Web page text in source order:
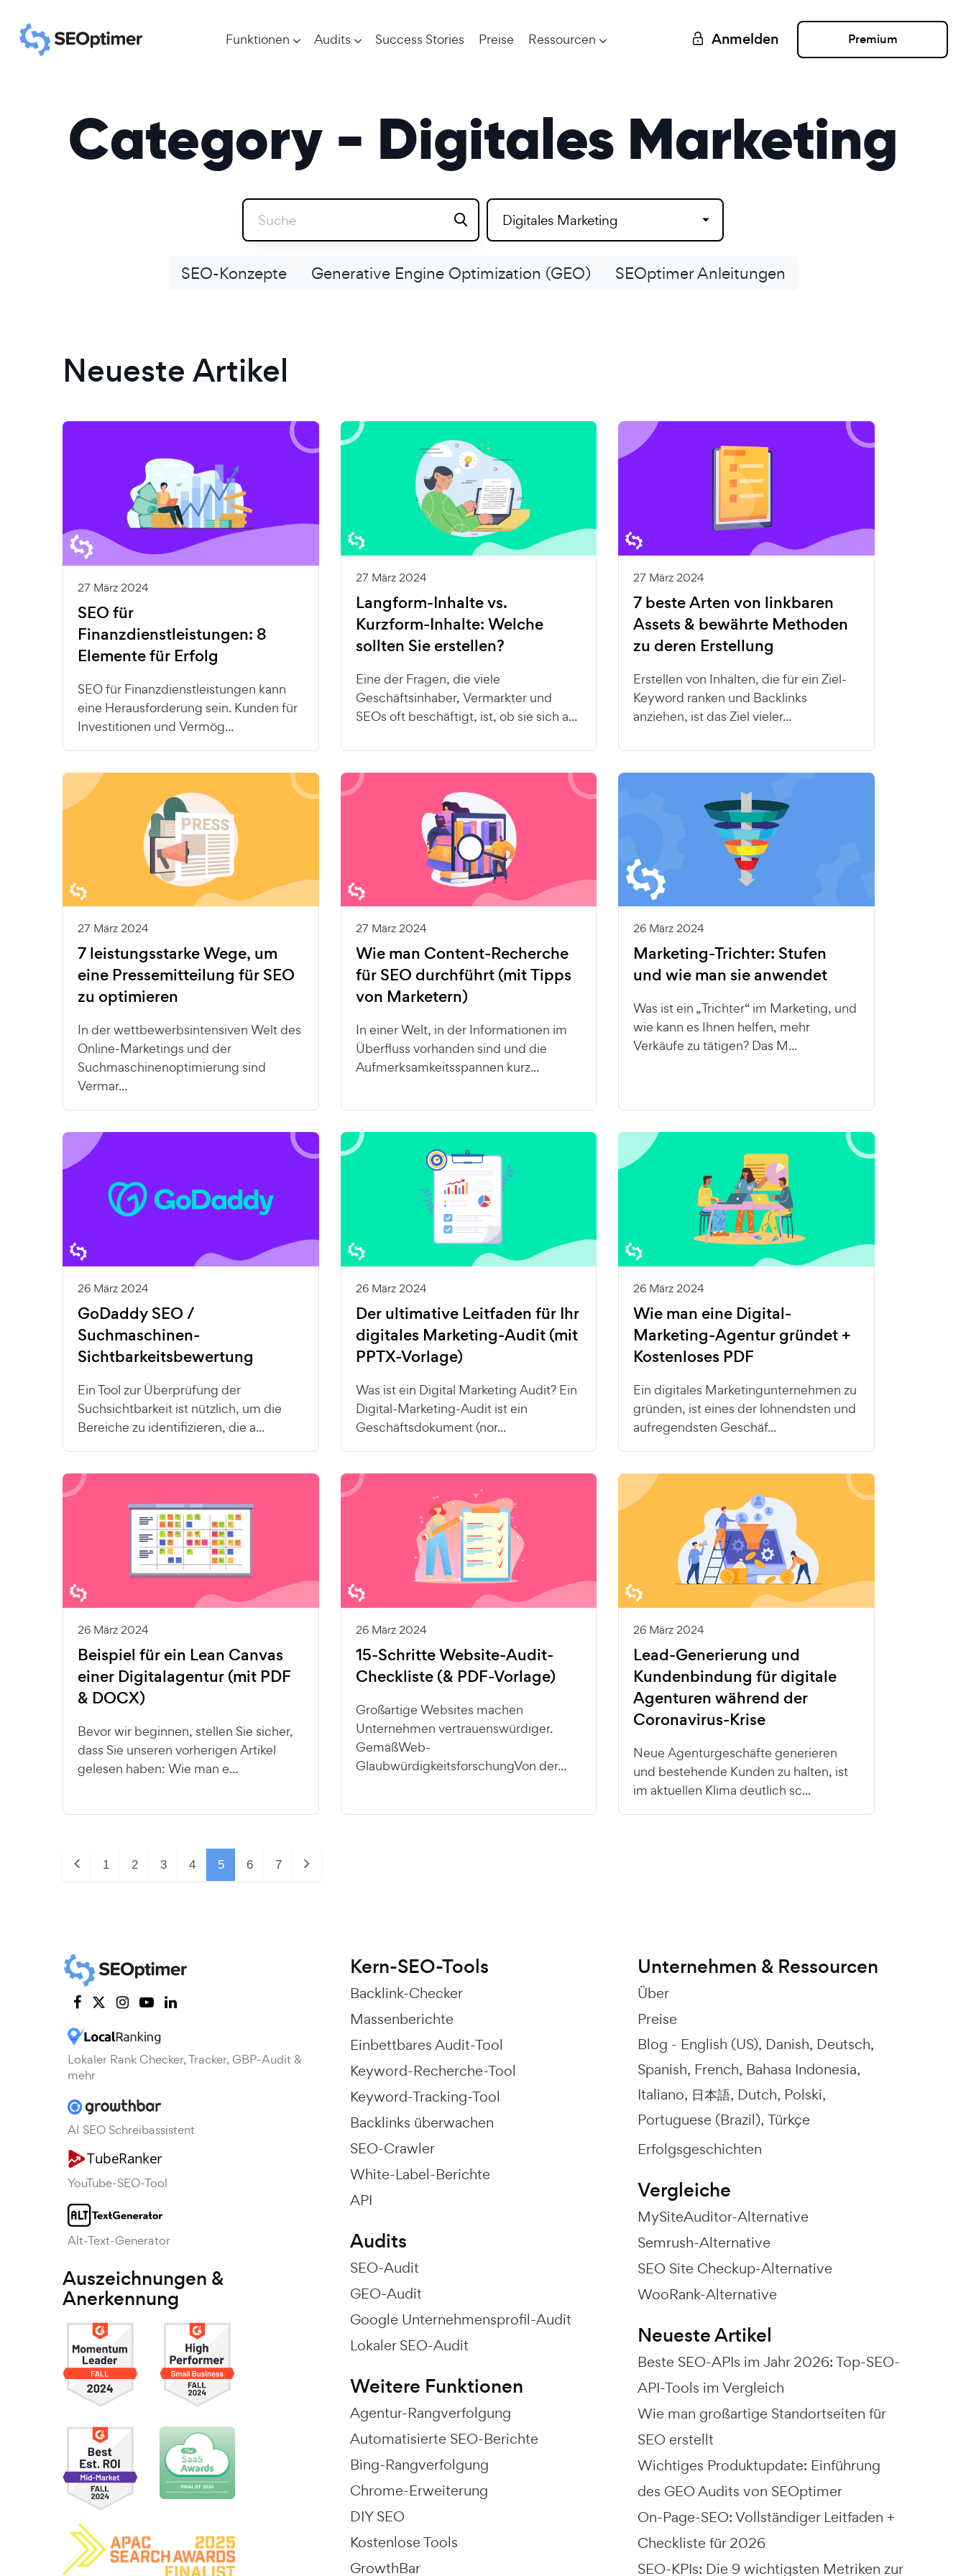
Funktionen Audits Success Stories Preise Ressourcen Anmelden Premium
Category - Digitales Marketing
Digitales Marketing
SEO-Konzepte Generative Engine Optimization (GEO) SEOptimer Anleitungen
Neueste Artikel
27 März 2024
SEO für
Finanzdienstleistungen: 8
Elemente für Erfolg
SEO für Finanzdienstleistungen kann
eine Herausforderung sein. Kunden für
Investitionen und Vermög...
27 März 2024
Langform-Inhalte vs.
Kurzform-Inhalte: Welche
sollten Sie erstellen?
Eine der Fragen, die viele
Geschäftsinhaber, Vermarkter und
SEOs oft beschäftigt, ist, ob sie sich a...
27 März 2024
7 beste Arten von linkbaren
Assets & bewährte Methoden
zu deren Erstellung
Erstellen von Inhalten, die für ein Ziel-
Keyword ranken und Backlinks
anziehen, ist das Ziel vieler...
27 März 2024
7 leistungsstarke Wege, um
eine Pressemitteilung für SEO
zu optimieren
In der wettbewerbsintensiven Welt des
Online-Marketings und der
Suchmaschinenoptimierung sind
Vermar...
27 März 2024
Wie man Content-Recherche
für SEO durchführt (mit Tipps
von Marketern)
In einer Welt, in der Informationen im
Überfluss vorhanden sind und die
Aufmerksamkeitsspannen kurz...
26 März 2024
Marketing-Trichter: Stufen
und wie man sie anwendet
Was ist ein „Trichter“ im Marketing, und
wie kann es Ihnen helfen, mehr
Verkäufe zu tätigen? Das M...
26 März 2024
GoDaddy SEO /
Suchmaschinen-
Sichtbarkeitsbewertung
Ein Tool zur Überprüfung der
Suchsichtbarkeit ist nützlich, um die
Bereiche zu identifizieren, die a...
26 März 2024
Der ultimative Leitfaden für Ihr
digitales Marketing-Audit (mit
PPTX-Vorlage)
Was ist ein Digital Marketing Audit? Ein
Digital-Marketing-Audit ist ein
Geschäftsdokument (nor...
26 März 2024
Wie man eine Digital-
Marketing-Agentur gründet +
Kostenloses PDF
Ein digitales Marketingunternehmen zu
gründen, ist eines der lohnendsten und
aufregendsten Geschäf...
26 März 2024
Beispiel für ein Lean Canvas
einer Digitalagentur (mit PDF
& DOCX)
Bevor wir beginnen, stellen Sie sicher,
dass Sie unseren vorherigen Artikel
gelesen haben: Wie man e...
26 März 2024
15-Schritte Website-Audit-
Checkliste (& PDF-Vorlage)
Großartige Websites machen
Unternehmen vertrauenswürdiger.
GemäßWeb-
GlaubwürdigkeitsforschungVon der...
26 März 2024
Lead-Generierung und
Kundenbindung für digitale
Agenturen während der
Coronavirus-Krise
Neue Agenturgeschäfte generieren
und bestehende Kunden zu halten, ist
im aktuellen Klima deutlich sc...
1 2 3 4 5 6 7
Lokaler Rank Checker, Tracker, GBP-Audit &
mehr
AI SEO Schreibassistent
YouTube-SEO-Tool
Alt-Text-Generator
Auszeichnungen &
Anerkennung
Kern-SEO-Tools
Backlink-Checker
Massenberichte
Einbettbares Audit-Tool
Keyword-Recherche-Tool
Keyword-Tracking-Tool
Backlinks überwachen
SEO-Crawler
White-Label-Berichte
API
Audits
SEO-Audit
GEO-Audit
Google Unternehmensprofil-Audit
Lokaler SEO-Audit
Weitere Funktionen
Agentur-Rangverfolgung
Automatisierte SEO-Berichte
Bing-Rangverfolgung
Chrome-Erweiterung
DIY SEO
Kostenlose Tools
GrowthBar
Unternehmen & Ressourcen
Über
Preise
Blog - English (US) Danish Deutsch
Spanish French Bahasa Indonesia
Italiano 日本語 Dutch Polski
Portuguese (Brazil) Türkçe
Erfolgsgeschichten
Vergleiche
MySiteAuditor-Alternative
Semrush-Alternative
SEO Site Checkup-Alternative
WooRank-Alternative
Neueste Artikel
Beste SEO-APIs im Jahr 2026: Top-SEO-
API-Tools im Vergleich
Wie man großartige Standortseiten für
SEO erstellt
Wichtiges Produktupdate: Einführung
des GEO Audits von SEOptimer
On-Page-SEO: Vollständiger Leitfaden +
Checkliste für 2026
SEO-KPIs: Die 9 wichtigsten Metriken zur